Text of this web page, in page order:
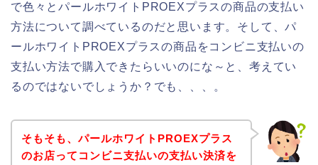
で色々とパールホワイトPROEXプラスの商品の支払い
方法について調べているのだと思います。そして、パ
ールホワイトPROEXプラスの商品をコンビニ支払いの
支払い方法で購入できたらいいのにな～と、考えてい
るのではないでしょうか？でも、、、。
そもそも、パールホワイトPROEXプラス
のお店ってコンビニ支払いの支払い決済を